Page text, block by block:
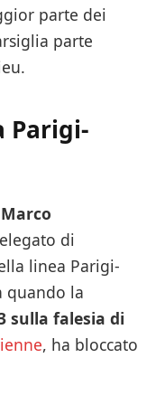
parte dei
parte
Parigi-
Marco
di
linea Parigi-
quando la
sulla falesia di
, ha bloccato